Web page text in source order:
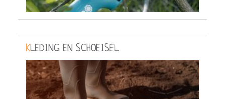
KLEDING EN SCHOEISEL